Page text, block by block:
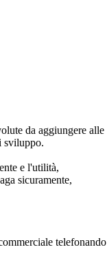
da aggiungere alle
sviluppo.
e l'utilità,
sicuramente,
telefonando